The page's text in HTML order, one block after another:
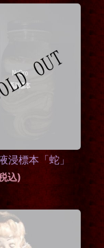
標本「蛇」
込)